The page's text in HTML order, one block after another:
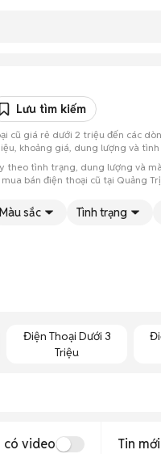
Lưu tìm kiếm
cũ giá rẻ dưới 2 triệu đến các
khoảng giá, dung lượng và
tình trạng, dung lượng và
bán điện thoại cũ tại Quảng
Màu sắc Tình trạng
Điện Thoại Dưới 3
Triệu
có video Tin